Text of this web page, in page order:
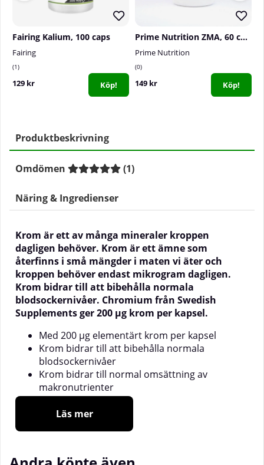
Fairing Kalium, 100 caps
Fairing
1
129 kr Köp!
Prime Nutrition ZMA, 60 caps
Prime Nutrition
0
149 kr Köp!
Produktbeskrivning
Omdömen (1)
Näring & Ingredienser
Krom är ett av många mineraler kroppen
dagligen behöver. Krom är ett ämne som
återfinns i små mängder i maten vi äter och
kroppen behöver endast mikrogram dagligen.
Krom bidrar till att bibehålla normala
blodsockernivåer. Chromium från Swedish
Supplements ger 200 µg krom per kapsel.
Med 200 µg elementärt krom per kapsel
Krom bidrar till att bibehålla normala
blodsockernivåer
Krom bidrar till normal omsättning av
makronutrienter
90 dagars förbrukning per förpackning
mineraler. Hit hör krom. Kroppen behöver inte
anges i mikrogram. Med ett kosttillskott så kan du
Läs mer